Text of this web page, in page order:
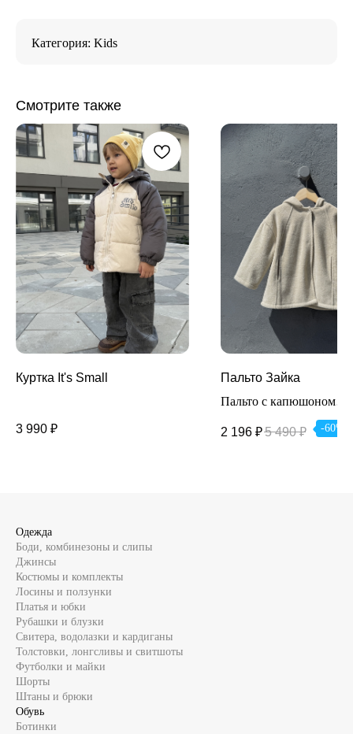
Категория: Kids
Смотрите также
Куртка It's Small
3 990 ₽
Пальто Зайка
Пальто с капюшоном
свободного кроя, на
милые ушки зайца.
2 196 ₽5 490 ₽ -60%
Одежда
Боди, комбинезоны и слипы
Джинсы
Костюмы и комплекты
Лосины и ползунки
Платья и юбки
Рубашки и блузки
Свитера, водолазки и кардиганы
Толстовки, лонгсливы и свитшоты
Футболки и майки
Шорты
Штаны и брюки
Обувь
Ботинки